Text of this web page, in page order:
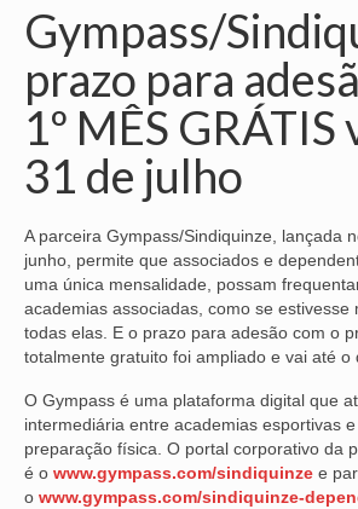
ESTATUTO
ATAS
LOCALIZAÇÃO
QUEM SOMOS
NOSSA HISTÓRIA
SUBSEDES
ARAÇATUBA
BAURU
PRESIDENTE PRUDENTE
RIBEIRÃO PRETO
Gympass/
prazo para
1º MÊS GRÁTIS
31 de julho
A parceira Gympass/Sindiquinze, lançada
junho, permite que associados e
uma única mensalidade, possam
academias associadas, como se estivesse
todas elas. E o prazo para adesão com o
totalmente gratuito foi ampliado e vai até o
O Gympass é uma plataforma digital que
intermediária entre academias esportivas
preparação física. O portal corporativo da
é o www.gympass.com/sindiquinze e
o www.gympass.com/sindiquinze-